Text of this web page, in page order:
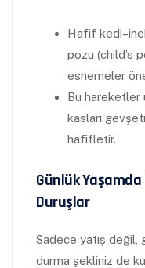
Hafif
pozu (child’s
esnemeler
Bu hareketler
kasları
hafifletir.
Günlük
Duruşlar
Sadece yatış değil,
durma şekliniz de